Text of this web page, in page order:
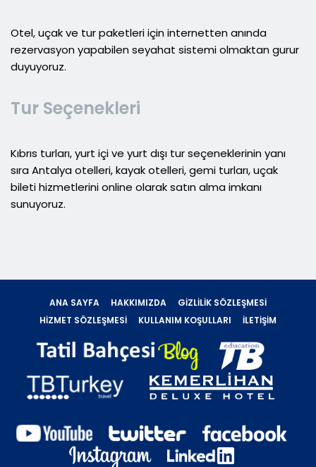
Otel, uçak ve tur paketleri için internetten anında
rezervasyon yapabilen seyahat sistemi olmaktan gurur
duyuyoruz.
Tur Seçenekleri
Kıbrıs turları, yurt içi ve yurt dışı tur seçeneklerinin yanı
sıra Antalya otelleri, kayak otelleri, gemi turları, uçak
bileti hizmetlerini online olarak satın alma imkanı
sunuyoruz.
ANA SAYFA HAKKIMIZDA
GIZLILIK SÖZLEŞMESI
HIZMET SÖZLEŞMESI
KULLANIM KOŞULLARI İLETIŞIM